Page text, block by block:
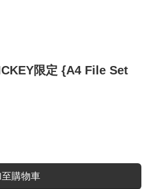
限定 {A4 File Set
至購物車